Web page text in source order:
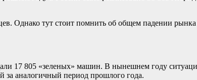
Однако тут стоит помнить об общем падении
17 805 «зеленых» машин. В нынешнем году
за аналогичный период прошлого года.